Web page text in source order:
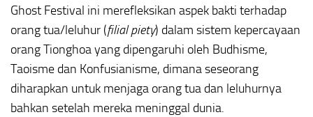
Ghost Festival ini merefleksikan aspek bakti terhadap
orang tua/leluhur (filial piety) dalam sistem kepercayaan
orang Tionghoa yang dipengaruhi oleh Budhisme,
Taoisme dan Konfusianisme, dimana seseorang
diharapkan untuk menjaga orang tua dan leluhurnya
bahkan setelah mereka meninggal dunia.